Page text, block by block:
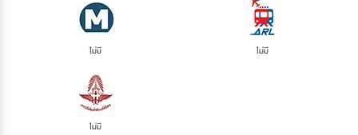
ไม่มี ไม่มี
ไม่มี